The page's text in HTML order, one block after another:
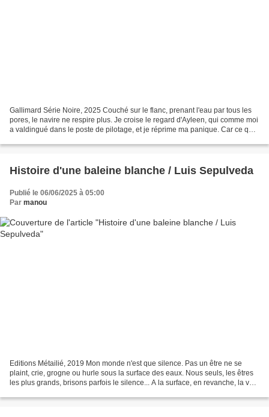
Gallimard Série Noire, 2025 Couché sur le flanc, prenant l'eau par tous les
pores, le navire ne respire plus. Je croise le regard d'Ayleen, qui comme moi
a valdingué dans le poste de pilotage, et je réprime ma panique. Car ce que
Histoire d'une baleine blanche / Luis Sepulveda
Publié le 06/06/2025 à 05:00
Par manou
Editions Métailié, 2019 Mon monde n'est que silence. Pas un être ne se
plaint, crie, grogne ou hurle sous la surface des eaux. Nous seuls, les êtres
les plus grands, brisons parfois le silence... A la surface, en revanche, la voix